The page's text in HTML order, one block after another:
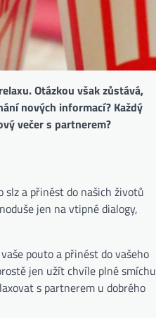
Otázkou však zůstává,
nových informací? Každý
večer s partnerem?
slz a přinést do našich životů
jen na vtipné dialogy,
pouto a přinést do vašeho
jen užít chvíle plné smíchu
s partnerem u dobrého